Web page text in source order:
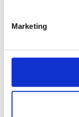
Marketing
BANDO